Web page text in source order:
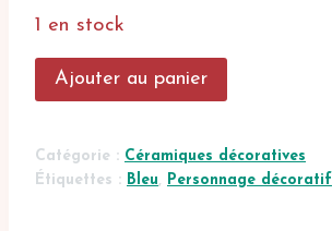
1 en stock
quantité
Ajouter au panier
Catégorie : Céramiques décoratives
Étiquettes : Bleu, Personnage décoratif